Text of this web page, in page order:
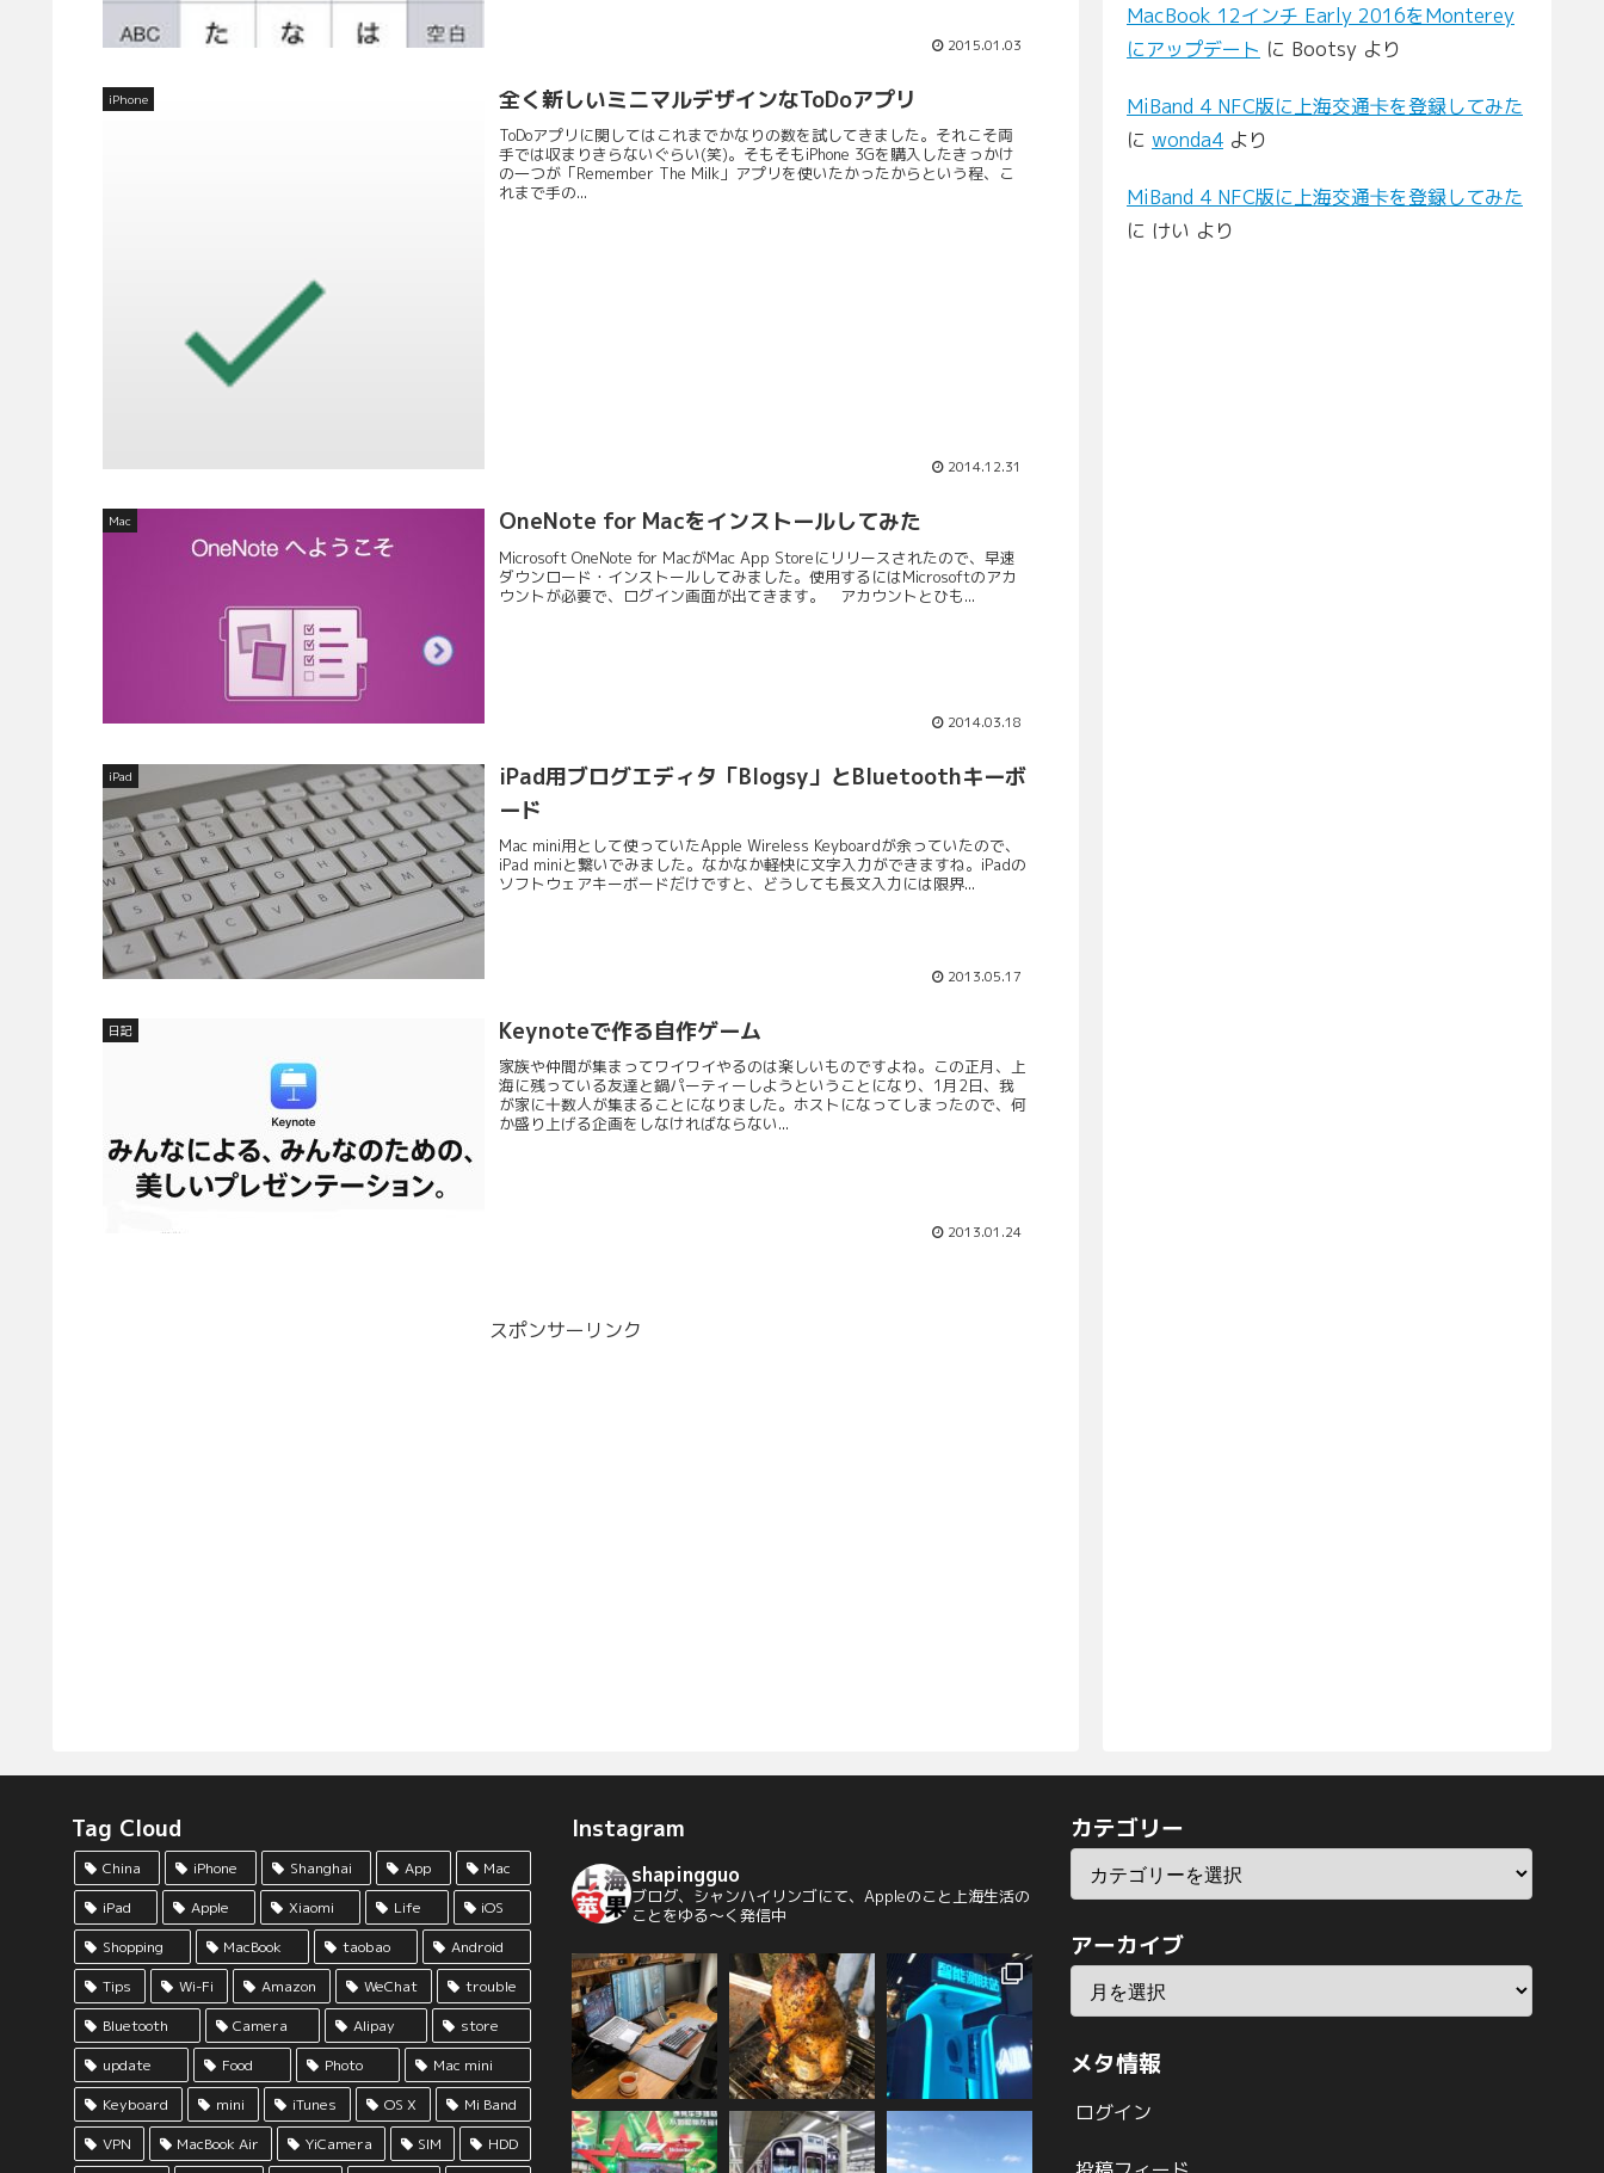
2015.01.03
iPhone 全く新しいミニマルデザインなToDoアプリ
ToDoアプリに関してはこれまでかなりの数を試してきました。それこそ両
手では収まりきらないぐらい(笑)。そもそもiPhone 3Gを購入したきっかけ
の一つが「Remember The Milk」アプリを使いたかったからという程、こ
れまで手の...
2014.12.31
Mac OneNote for Macをインストールしてみた
Microsoft OneNote for MacがMac App Storeにリリースされたので、早速
ダウンロード・インストールしてみました。使用するにはMicrosoftのアカ
ウントが必要で、ログイン画面が出てきます。 アカウントとひも...
2014.03.18
iPad
iPad用ブログエディタ「Blogsy」とBluetoothキーボ
ード
Mac mini用として使っていたApple Wireless Keyboardが余っていたので、
iPad miniと繋いでみました。なかなか軽快に文字入力ができますね。iPadの
ソフトウェアキーボードだけですと、どうしても長文入力には限界...
2013.05.17
日記 Keynoteで作る自作ゲーム
家族や仲間が集まってワイワイやるのは楽しいものですよね。この正月、上
海に残っている友達と鍋パーティーしようということになり、1月2日、我
が家に十数人が集まることになりました。ホストになってしまったので、何
か盛り上げる企画をしなければならない...
2013.01.24
スポンサーリンク
MacBook 12インチ Early 2016をMonterey
にアップデート に Bootsy より
MiBand 4 NFC版に上海交通卡を登録してみた
に wonda4 より
MiBand 4 NFC版に上海交通卡を登録してみた
に けい より
Tag Cloud
China iPhone Shanghai App
Mac
iPad
Apple Xiaomi Life
iOS
Shopping
MacBook taobao
Android
Tips
Wi-Fi Amazon WeChat
trouble
Bluetooth
Camera Alipay
store
update
Food Photo
Mac mini
Keyboard
mini iTunes OS X
Mi Band
VPN
MacBook Air YiCamera SIM HDD
Instagram
shapingguo
ブログ、シャンハイリンゴにて、Appleのこと上海生活の
ことをゆる〜く発信中
カテゴリー
アーカイブ
メタ情報
ログイン